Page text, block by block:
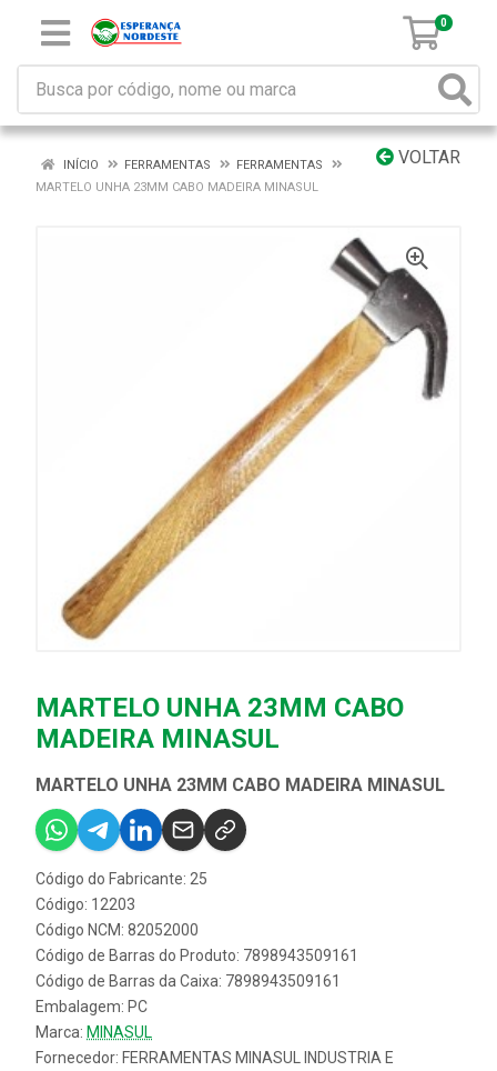
0
VOLTAR
INÍCIO FERRAMENTAS
FERRAMENTAS
MARTELO UNHA 23MM CABO MADEIRA MINASUL
MARTELO UNHA 23MM CABO
MADEIRA MINASUL
MARTELO UNHA 23MM CABO MADEIRA MINASUL
Código do Fabricante: 25
Código: 12203
Código NCM: 82052000
Código de Barras do Produto: 7898943509161
Código de Barras da Caixa: 7898943509161
Embalagem: PC
Marca: MINASUL
Fornecedor: FERRAMENTAS MINASUL INDUSTRIA E